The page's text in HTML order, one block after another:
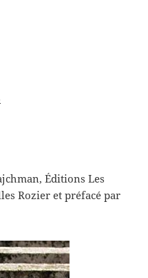
Éditions Les
Rozier et préfacé par